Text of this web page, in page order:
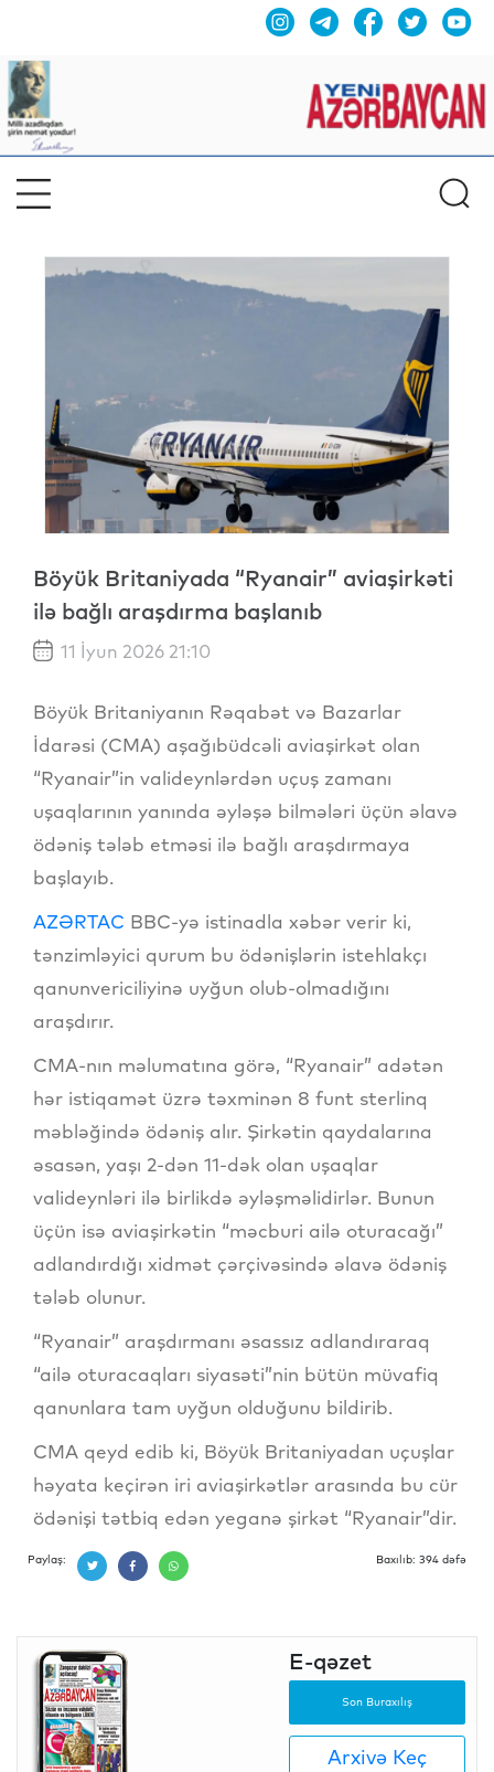
Böyük Britaniyada “Ryanair” aviaşirkəti
ilə bağlı araşdırma başlanıb
11 İyun 2026 21:10
Böyük Britaniyanın Rəqabət və Bazarlar
İdarəsi (CMA) aşağıbüdcəli aviaşirkət olan
“Ryanair”in valideynlərdən uçuş zamanı
uşaqlarının yanında əyləşə bilmələri üçün əlavə
ödəniş tələb etməsi ilə bağlı araşdırmaya
başlayıb.
AZƏRTAC BBC-yə istinadla xəbər verir ki,
tənzimləyici qurum bu ödənişlərin istehlakçı
qanunvericiliyinə uyğun olub-olmadığını
araşdırır.
CMA-nın məlumatına görə, “Ryanair” adətən
hər istiqamət üzrə təxminən 8 funt sterlinq
məbləğində ödəniş alır. Şirkətin qaydalarına
əsasən, yaşı 2-dən 11-dək olan uşaqlar
valideynləri ilə birlikdə əyləşməlidirlər. Bunun
üçün isə aviaşirkətin “məcburi ailə oturacağı”
adlandırdığı xidmət çərçivəsində əlavə ödəniş
tələb olunur.
“Ryanair” araşdırmanı əsassız adlandıraraq
“ailə oturacaqları siyasəti”nin bütün müvafiq
qanunlara tam uyğun olduğunu bildirib.
CMA qeyd edib ki, Böyük Britaniyadan uçuşlar
həyata keçirən iri aviaşirkətlər arasında bu cür
ödənişi tətbiq edən yeganə şirkət “Ryanair”dir.
Paylaş: Baxılıb: 394 dəfə
E-qəzet
Son Buraxılış
Arxivə Keç